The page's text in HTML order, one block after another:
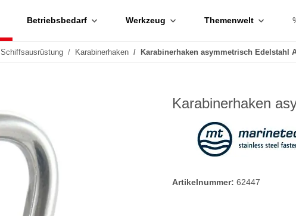
Betriebsbedarf Werkzeug Themenwelt
Schiffsausrüstung Karabinerhaken Karabinerhaken asymmetrisch Edelstahl
Karabinerhaken
Artikelnummer: 62447